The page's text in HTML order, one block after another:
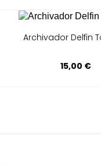
Archivador Delfin
15,00 €